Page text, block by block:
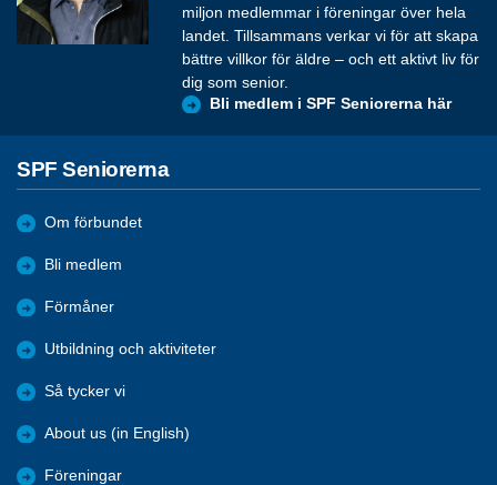
miljon medlemmar i föreningar över hela
landet. Tillsammans verkar vi för att skapa
bättre villkor för äldre – och ett aktivt liv för
dig som senior.
Bli medlem i SPF Seniorerna här
SPF Seniorerna
Om förbundet
Bli medlem
Förmåner
Utbildning och aktiviteter
Så tycker vi
About us (in English)
Föreningar